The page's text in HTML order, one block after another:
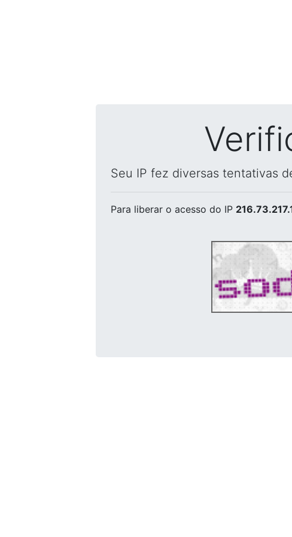
Seu IP fez diversas tentativas
Para liberar o acesso do IP